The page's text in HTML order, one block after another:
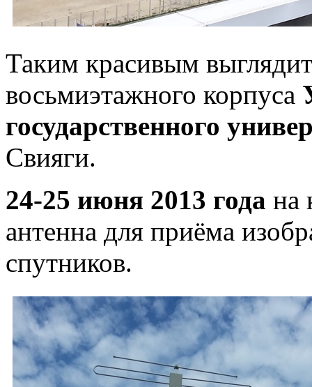
Таким красивым
восьмиэтажного корпуса
государственного
Свияги.
24-25 июня 2013 года на
антенна для приёма
спутников.